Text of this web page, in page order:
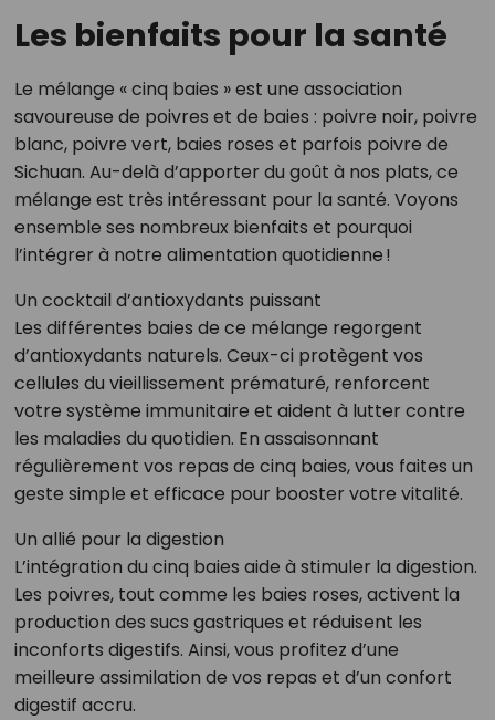
Les bienfaits pour la santé
Le mélange « cinq baies » est une association
savoureuse de poivres et de baies : poivre noir, poivre
blanc, poivre vert, baies roses et parfois poivre de
Sichuan. Au-delà d’apporter du goût à nos plats, ce
mélange est très intéressant pour la santé. Voyons
ensemble ses nombreux bienfaits et pourquoi
l’intégrer à notre alimentation quotidienne !
Un cocktail d’antioxydants puissant
Les différentes baies de ce mélange regorgent
d’antioxydants naturels. Ceux-ci protègent vos
cellules du vieillissement prématuré, renforcent
votre système immunitaire et aident à lutter contre
les maladies du quotidien. En assaisonnant
régulièrement vos repas de cinq baies, vous faites un
geste simple et efficace pour booster votre vitalité.
Un allié pour la digestion
L’intégration du cinq baies aide à stimuler la digestion.
Les poivres, tout comme les baies roses, activent la
production des sucs gastriques et réduisent les
inconforts digestifs. Ainsi, vous profitez d’une
meilleure assimilation de vos repas et d’un confort
digestif accru.